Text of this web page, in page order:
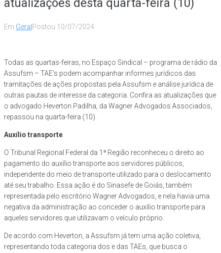
atualizações desta quarta-feira (10)
Em Geral Postou 10/07/2024
Todas as quartas-feiras, no Espaço Sindical – programa de rádio da
Assufsm – TAE’s podem acompanhar informes jurídicos das
tramitações de ações propostas pela Assufsm e análise jurídica de
outras pautas de interesse da categoria. Confira as atualizações que
o advogado Heverton Padilha, da Wagner Advogados Associados,
repassou na quarta-feira (10).
Auxílio transporte
O Tribunal Regional Federal da 1ª Região reconheceu o direito ao
pagamento do auxílio transporte aos servidores públicos,
independente do meio de transporte utilizado para o deslocamento
até seu trabalho. Essa ação é do Sinasefe de Goiás, também
representada pelo escritório Wagner Advogados, e nela havia uma
negativa da administração ao conceder o auxílio transporte para
aqueles servidores que utilizavam o veículo próprio.
De acordo com Heverton, a Assufsm já tem uma ação coletiva,
representando toda categoria dos e das TAEs, que busca o